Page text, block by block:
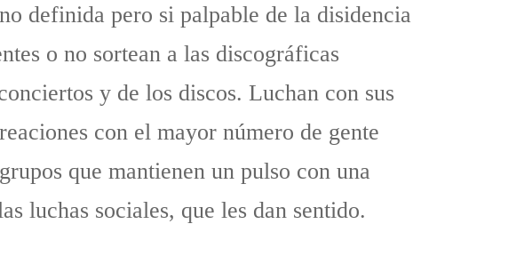
definida pero si palpable de la disidencia
o no sortean a las discográficas
y de los discos. Luchan con sus
con el mayor número de gente
que mantienen un pulso con una
luchas sociales, que les dan sentido.